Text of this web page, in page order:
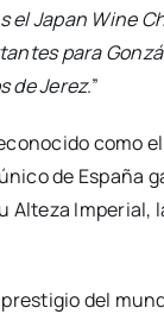
Japan Wine
para
de Jerez.”
de Espa­ña
Impe­rial,
del